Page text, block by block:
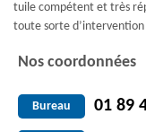
tuile compétent et très
toute sorte
Nos coordonnées
Bureau 01 89